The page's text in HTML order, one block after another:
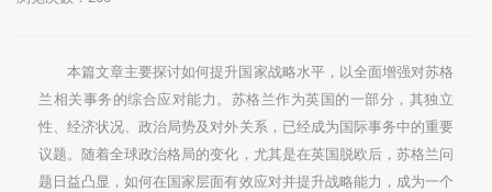
本篇文章主要探讨如何提升国家战略水平，以全面增强对苏格
兰相关事务的综合应对能力。苏格兰作为英国的一部分，其独立
性、经济状况、政治局势及对外关系，已经成为国际事务中的重要
议题。随着全球政治格局的变化，尤其是在英国脱欧后，苏格兰问
题日益凸显，如何在国家层面有效应对并提升战略能力，成为一个